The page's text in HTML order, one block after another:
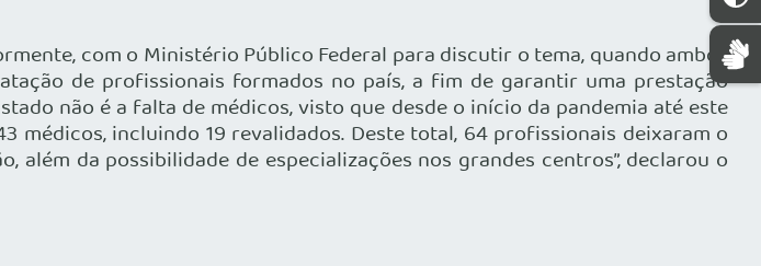
com o Ministério Público Federal para discutir o tema, quando ambos
de profissionais formados no país, a fim de garantir uma prestação
não é a falta de médicos, visto que desde o início da pandemia até este
médicos, incluindo 19 revalidados. Deste total, 64 profissionais deixaram o
da possibilidade de especializações nos grandes centros”, declarou o